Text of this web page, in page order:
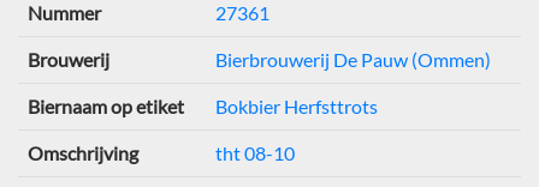
Nummer
27361
Brouwerij Bierbrouwerij De Pauw (Ommen)
Biernaam op etiket Bokbier Herfsttrots
Omschrijving tht 08-10